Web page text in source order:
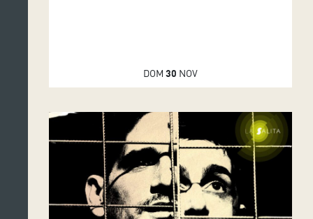
DOM 30 NOV